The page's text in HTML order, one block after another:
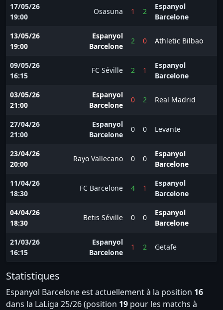
17/05/26
19:00
Osasuna 1 2
Espanyol
Barcelone
13/05/26
19:00
Espanyol
Barcelone
2 0 Athletic Bilbao
09/05/26
16:15
FC Séville 2 1
Espanyol
Barcelone
03/05/26
21:00
Espanyol
Barcelone
0 2 Real Madrid
27/04/26
21:00
Espanyol
Barcelone
0 0 Levante
23/04/26
20:00
Rayo Vallecano 0 0
Espanyol
Barcelone
11/04/26
18:30
FC Barcelone 4 1
Espanyol
Barcelone
04/04/26
18:30
Betis Séville 0 0
Espanyol
Barcelone
21/03/26
16:15
Espanyol
Barcelone
1 2 Getafe
Statistiques
Espanyol Barcelone est actuellement à la position 16
dans la LaLiga 25/26 (position 19 pour les matchs à